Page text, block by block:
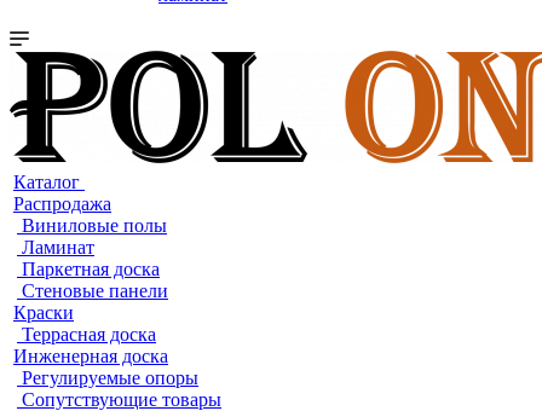
Каталог
Распродажа
Виниловые полы
Ламинат
Паркетная доска
Стеновые панели
Краски
Террасная доска
Инженерная доска
Регулируемые опоры
Сопутствующие товары